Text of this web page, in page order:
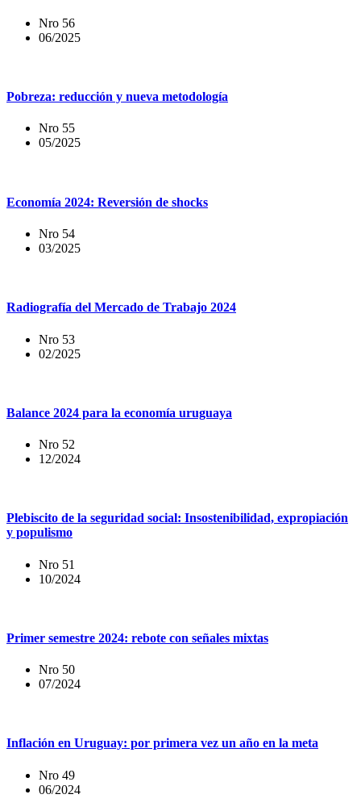
Nro 56
06/2025
Pobreza: reducción y nueva metodología
Nro 55
05/2025
Economía 2024: Reversión de shocks
Nro 54
03/2025
Radiografía del Mercado de Trabajo 2024
Nro 53
02/2025
Balance 2024 para la economía uruguaya
Nro 52
12/2024
Plebiscito de la seguridad social: Insostenibilidad, expropiación
y populismo
Nro 51
10/2024
Primer semestre 2024: rebote con señales mixtas
Nro 50
07/2024
Inflación en Uruguay: por primera vez un año en la meta
Nro 49
06/2024